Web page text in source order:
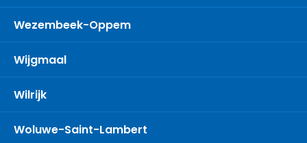
Wezembeek-Oppem
Wijgmaal
Wilrijk
Woluwe-Saint-Lambert